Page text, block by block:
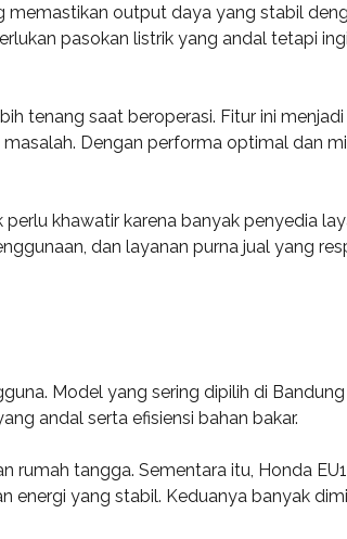
output daya yang stabil
pasokan listrik yang andal tetapi
tenang saat beroperasi. Fitur ini
Dengan performa optimal dan
khawatir karena banyak penyedia
dan layanan purna jual yang
Model yang sering dipilih di
andal serta efisiensi bahan bakar.
rumah tangga. Sementara itu, Honda
energi yang stabil. Keduanya banyak